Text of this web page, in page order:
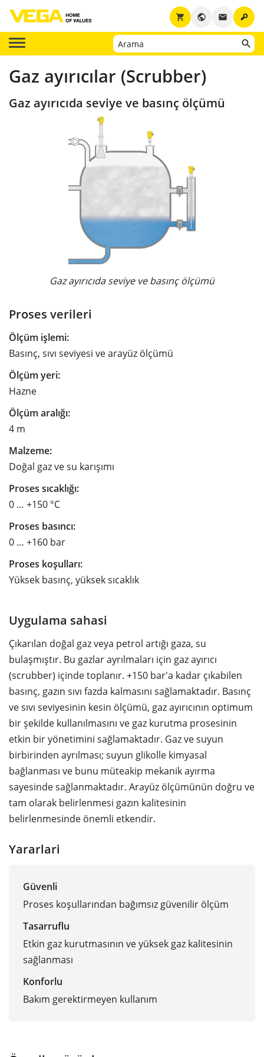
key
email
public
shopping_cart
Gaz ayırıcılar (Scrubber)
Gaz ayırıcıda seviye ve basınç ölçümü
Gaz ayırıcıda seviye ve basınç ölçümü
Proses verileri
Ölçüm işlemi:
Basınç, sıvı seviyesi ve arayüz ölçümü
Ölçüm yeri:
Hazne
Ölçüm aralığı:
4 m
Malzeme:
Doğal gaz ve su karışımı
Proses sıcaklığı:
0 … +150 °C
Proses basıncı:
0 … +160 bar
Proses koşulları:
Yüksek basınç, yüksek sıcaklık
Uygulama sahasi
Çıkarılan doğal gaz veya petrol artığı gaza, su
bulaşmıştır. Bu gazlar ayrılmaları için gaz ayırıcı
(scrubber) içinde toplanır. +150 bar'a kadar çıkabilen
basınç, gazın sıvı fazda kalmasını sağlamaktadır. Basınç
ve sıvı seviyesinin kesin ölçümü, gaz ayırıcının optimum
bir şekilde kullanılmasını ve gaz kurutma prosesinin
etkin bir yönetimini sağlamaktadır. Gaz ve suyun
birbirinden ayrılması; suyun glikolle kimyasal
bağlanması ve bunu müteakip mekanik ayırma
sayesinde sağlanmaktadır. Arayüz ölçümünün doğru ve
tam olarak belirlenmesi gazın kalitesinin
belirlenmesinde önemli etkendir.
Yararlari
Güvenli
Proses koşullarından bağımsız güvenilir ölçüm
Tasarruflu
Etkin gaz kurutmasının ve yüksek gaz kalitesinin
sağlanması
Konforlu
Bakım gerektirmeyen kullanım